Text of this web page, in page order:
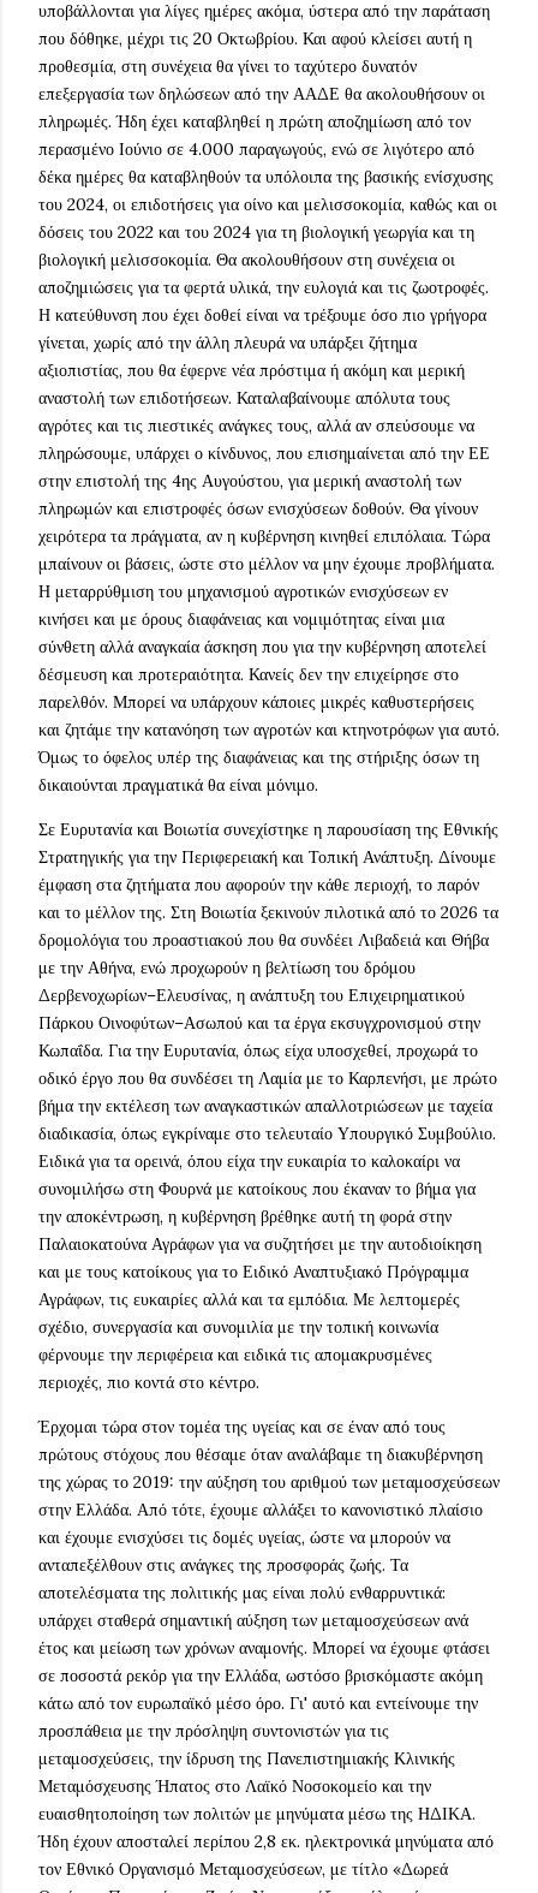
υποβάλλονται για λίγες ημέρες ακόμα, ύστερα από την παράταση
που δόθηκε, μέχρι τις 20 Οκτωβρίου. Και αφού κλείσει αυτή η
προθεσμία, στη συνέχεια θα γίνει το ταχύτερο δυνατόν
επεξεργασία των δηλώσεων από την ΑΑΔΕ θα ακολουθήσουν οι
πληρωμές. Ήδη έχει καταβληθεί η πρώτη αποζημίωση από τον
περασμένο Ιούνιο σε 4.000 παραγωγούς, ενώ σε λιγότερο από
δέκα ημέρες θα καταβληθούν τα υπόλοιπα της βασικής ενίσχυσης
του 2024, οι επιδοτήσεις για οίνο και μελισσοκομία, καθώς και οι
δόσεις του 2022 και του 2024 για τη βιολογική γεωργία και τη
βιολογική μελισσοκομία. Θα ακολουθήσουν στη συνέχεια οι
αποζημιώσεις για τα φερτά υλικά, την ευλογιά και τις ζωοτροφές.
Η κατεύθυνση που έχει δοθεί είναι να τρέξουμε όσο πιο γρήγορα
γίνεται, χωρίς από την άλλη πλευρά να υπάρξει ζήτημα
αξιοπιστίας, που θα έφερνε νέα πρόστιμα ή ακόμη και μερική
αναστολή των επιδοτήσεων. Καταλαβαίνουμε απόλυτα τους
αγρότες και τις πιεστικές ανάγκες τους, αλλά αν σπεύσουμε να
πληρώσουμε, υπάρχει ο κίνδυνος, που επισημαίνεται από την ΕΕ
στην επιστολή της 4ης Αυγούστου, για μερική αναστολή των
πληρωμών και επιστροφές όσων ενισχύσεων δοθούν. Θα γίνουν
χειρότερα τα πράγματα, αν η κυβέρνηση κινηθεί επιπόλαια. Τώρα
μπαίνουν οι βάσεις, ώστε στο μέλλον να μην έχουμε προβλήματα.
Η μεταρρύθμιση του μηχανισμού αγροτικών ενισχύσεων εν
κινήσει και με όρους διαφάνειας και νομιμότητας είναι μια
σύνθετη αλλά αναγκαία άσκηση που για την κυβέρνηση αποτελεί
δέσμευση και προτεραιότητα. Κανείς δεν την επιχείρησε στο
παρελθόν. Μπορεί να υπάρχουν κάποιες μικρές καθυστερήσεις
και ζητάμε την κατανόηση των αγροτών και κτηνοτρόφων για αυτό.
Όμως το όφελος υπέρ της διαφάνειας και της στήριξης όσων τη
δικαιούνται πραγματικά θα είναι μόνιμο.
Σε Ευρυτανία και Βοιωτία συνεχίστηκε η παρουσίαση της Εθνικής
Στρατηγικής για την Περιφερειακή και Τοπική Ανάπτυξη. Δίνουμε
έμφαση στα ζητήματα που αφορούν την κάθε περιοχή, το παρόν
και το μέλλον της. Στη Βοιωτία ξεκινούν πιλοτικά από το 2026 τα
δρομολόγια του προαστιακού που θα συνδέει Λιβαδειά και Θήβα
με την Αθήνα, ενώ προχωρούν η βελτίωση του δρόμου
Δερβενοχωρίων–Ελευσίνας, η ανάπτυξη του Επιχειρηματικού
Πάρκου Οινοφύτων–Ασωπού και τα έργα εκσυγχρονισμού στην
Κωπαΐδα. Για την Ευρυτανία, όπως είχα υποσχεθεί, προχωρά το
οδικό έργο που θα συνδέσει τη Λαμία με το Καρπενήσι, με πρώτο
βήμα την εκτέλεση των αναγκαστικών απαλλοτριώσεων με ταχεία
διαδικασία, όπως εγκρίναμε στο τελευταίο Υπουργικό Συμβούλιο.
Ειδικά για τα ορεινά, όπου είχα την ευκαιρία το καλοκαίρι να
συνομιλήσω στη Φουρνά με κατοίκους που έκαναν το βήμα για
την αποκέντρωση, η κυβέρνηση βρέθηκε αυτή τη φορά στην
Παλαιοκατούνα Αγράφων για να συζητήσει με την αυτοδιοίκηση
και με τους κατοίκους για το Ειδικό Αναπτυξιακό Πρόγραμμα
Αγράφων, τις ευκαιρίες αλλά και τα εμπόδια. Με λεπτομερές
σχέδιο, συνεργασία και συνομιλία με την τοπική κοινωνία
φέρνουμε την περιφέρεια και ειδικά τις απομακρυσμένες
περιοχές, πιο κοντά στο κέντρο.
Έρχομαι τώρα στον τομέα της υγείας και σε έναν από τους
πρώτους στόχους που θέσαμε όταν αναλάβαμε τη διακυβέρνηση
της χώρας το 2019: την αύξηση του αριθμού των μεταμοσχεύσεων
στην Ελλάδα. Από τότε, έχουμε αλλάξει το κανονιστικό πλαίσιο
και έχουμε ενισχύσει τις δομές υγείας, ώστε να μπορούν να
ανταπεξέλθουν στις ανάγκες της προσφοράς ζωής. Τα
αποτελέσματα της πολιτικής μας είναι πολύ ενθαρρυντικά:
υπάρχει σταθερά σημαντική αύξηση των μεταμοσχεύσεων ανά
έτος και μείωση των χρόνων αναμονής. Μπορεί να έχουμε φτάσει
σε ποσοστά ρεκόρ για την Ελλάδα, ωστόσο βρισκόμαστε ακόμη
κάτω από τον ευρωπαϊκό μέσο όρο. Γι' αυτό και εντείνουμε την
προσπάθεια με την πρόσληψη συντονιστών για τις
μεταμοσχεύσεις, την ίδρυση της Πανεπιστημιακής Κλινικής
Μεταμόσχευσης Ήπατος στο Λαϊκό Νοσοκομείο και την
ευαισθητοποίηση των πολιτών με μηνύματα μέσω της ΗΔΙΚΑ.
Ήδη έχουν αποσταλεί περίπου 2,8 εκ. ηλεκτρονικά μηνύματα από
τον Εθνικό Οργανισμό Μεταμοσχεύσεων, με τίτλο «Δωρεά